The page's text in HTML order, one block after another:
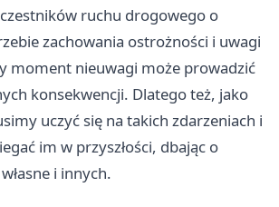
ruchu drogowego o
zachowania ostrożności i uwagi
moment nieuwagi może prowadzić
konsekwencji. Dlatego też, jako
uczyć się na takich zdarzeniach i
im w przyszłości, dbając o
i innych.